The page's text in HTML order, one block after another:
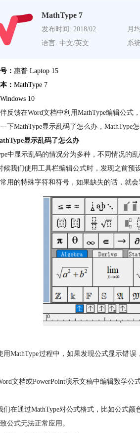
MathType 7
发布时间: 2018/02 月
语言: 中文/英文
系
： 惠普 Laptop 15
： MathType 7
Windows 10
反馈在Word文档中利用MathType编辑公
下MathType显示乱码了怎么办，MathType
显示乱码了怎么办
中显示乱码的情况分为多种，不同情况的
候我们使用工具栏编辑公式时，发现之前预
用的特殊字符和符号，如果缺失的话，就会
用MathType过程中，如果发现公式显示错误
文档或PowerPoint演示文稿中编辑数学
们在通过MathType对公式格式，比如公式
公式无法正常应用。